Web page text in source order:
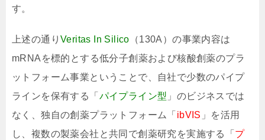
す。
上述の通り Veritas In Silico （130A）の事業内容は
mRNAを標的とする低分子創薬および核酸創薬のプラ
ットフォーム事業ということで、自社で少数のパイプ
ラインを保有する「 パイプライン型 」のビジネスでは
なく、独自の創薬プラットフォーム「 ibVIS 」を活用
し、複数の製薬会社と共同で創薬研究を実施する「 プ